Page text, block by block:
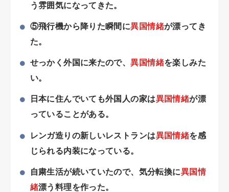
う雰囲気になってきた。
⑤飛行機から降りた瞬間に異国情緒が漂ってき
た。
せっかく外国に来たので、異国情緒を楽しみた
い。
日本に住んでいても外国人の家は異国情緒が漂
っていることがある。
レンガ造りの新しいレストランは異国情緒を感
じられる内装になっている。
自粛生活が続いていたので、気分転換に異国情
緒漂う料理を作った。